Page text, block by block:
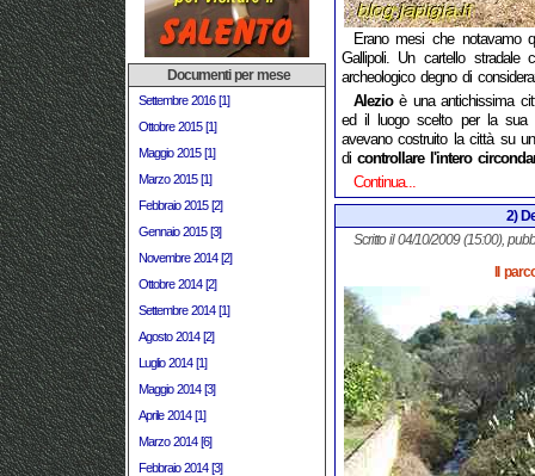
Documenti per mese
Settembre 2016 [1]
Ottobre 2015 [1]
Maggio 2015 [1]
Marzo 2015 [1]
Febbraio 2015 [2]
Gennaio 2015 [3]
Novembre 2014 [2]
Ottobre 2014 [2]
Settembre 2014 [1]
Agosto 2014 [2]
Luglio 2014 [1]
Maggio 2014 [3]
Aprile 2014 [1]
Marzo 2014 [6]
Febbraio 2014 [3]
Erano mesi che notavamo
Gallipoli. Un cartello
archeologico degno di
Alezioè una antichissima
ed il luogo scelto per la sua
avevano costruito la città su
di controllare l'intero
Continua...
2)
Scritto il 04/10/2009 (15:00),
Il